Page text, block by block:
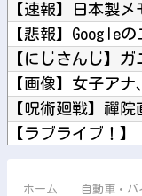
【にじさんじ】
ホーム 自動車・バ